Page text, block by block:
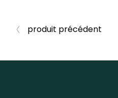
produit précédent